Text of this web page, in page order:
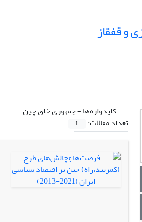
و قفقاز
کلیدواژه‌ها =جمهوری خلق چین
تعداد مقالات:
1